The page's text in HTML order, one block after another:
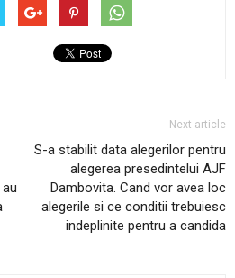
Next article
S-a stabilit data alegerilor pentru
alegerea presedintelui AJF
Dambovita. Cand vor avea loc
alegerile si ce conditii trebuiesc
indeplinite pentru a candida